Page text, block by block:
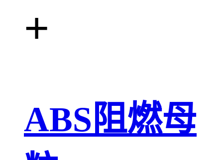
+
ABS阻燃母